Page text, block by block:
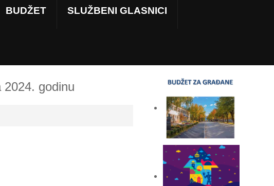
BUDŽET SLUŽBENI GLASNICI
2024. godinu